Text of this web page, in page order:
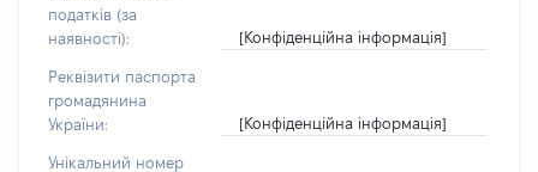
податків (за
наявності):
[Конфіденційна інформація]
Реквізити паспорта
громадянина
України:
[Конфіденційна інформація]
Унікальний номер